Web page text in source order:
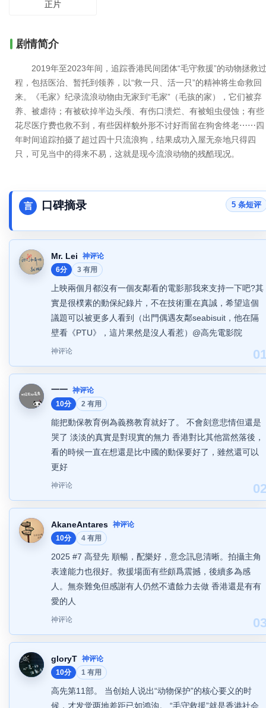
正片
剧情简介
2019年至2023年间，追踪香港民间团体“毛守救援”的动物拯救过
程，包括医治、暂托到领养，以“救一只、活一只”的精神将生命救回
来。《毛家》纪录流浪动物由无家到“毛家”（毛孩的家），它们被弃
养、被虐待；有被砍掉半边头颅、有伤口溃烂、有被蛆虫侵蚀；有些
花尽医疗费也救不到，有些因样貌外形不讨好而留在狗舍终老⋯⋯四
年时间追踪拍摄了超过四十只流浪狗，结果成功入屋无奈地只得四
只，可见当中的得来不易，这就是现今流浪动物的残酷现况。
言 口碑摘录 5 条短评
Mr. Lei
神评论
6分
3 有用
上映兩個月都沒有一個友鄰看的電影那我來支持一下吧?其
實是很樸素的動保紀錄片，不在技術重在真誠，希望這個
議題可以被更多人看到（出門偶遇友鄰seabisuit，他在隔
壁看《PTU》，這片果然是沒人看惹）@高先電影院
神评论
一一 神评论
10分
2 有用
能把動保教育例為義務教育就好了。 不會刻意悲情但還是
哭了 淡淡的真實是對現實的無力 香港對比其他當然落後，
看的時候一直在想還是比中國的動保要好了，雖然還可以
更好
神评论
AkaneAntares 神评论
10分
4 有用
2025 #7 高登先 順暢，配樂好，意念訊息清晰。拍攝主角
表達能力也很好。救援場面有些頗爲震撼，後續多為感
人。無奈難免但感謝有人仍然不遺餘力去做 香港還是有有
愛的人
神评论
gloryT 神评论
10分
1 有用
高先第11部。 当创始人说出“动物保护”的核心要义的时
候，才发觉两地差距已如鸿沟。 “毛守救援”就是香港社会